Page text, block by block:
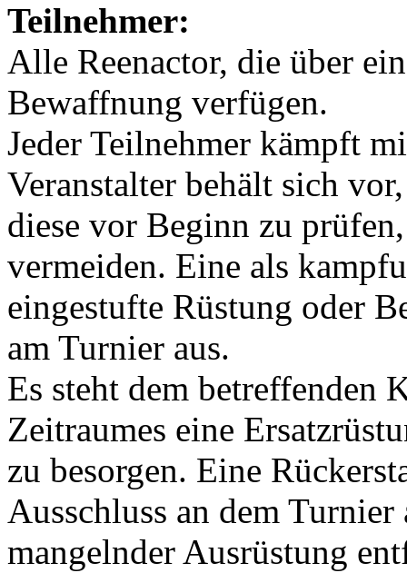
Teilnehmer:
Alle Reenactor, die über
Bewaffnung verfügen.
Jeder Teilnehmer kämpft
Veranstalter behält sich vor,
diese vor Beginn zu
vermeiden. Eine als
eingestufte Rüstung oder
am Turnier aus.
Es steht dem betreffenden
Zeitraumes eine
zu besorgen. Eine
Ausschluss an dem
mangelnder Ausrüstung